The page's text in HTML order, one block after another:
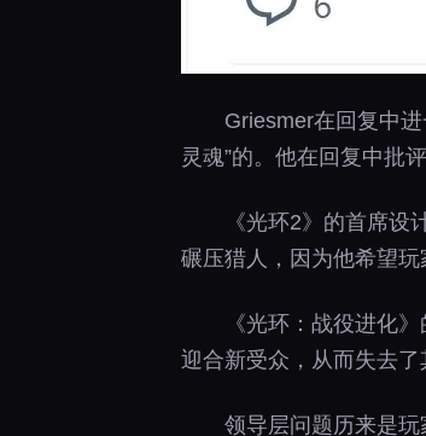
Griesmer在回复中
灵魂”的。他在回复中批
《光环2》的首席
碾压猎人，因为他希望玩
《光环：战役进化
迎合新受众，从而失去了
领导层问题历来是